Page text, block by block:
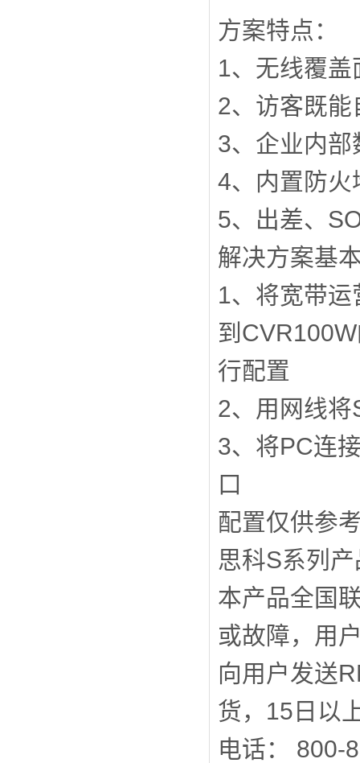
方案特点：
1、无线覆
2、访客既
3、企业内
4、内置防火
5、出差、
解决方案基
1、将宽带
到
行配置
2、用网线
3、将PC连
口
配置仅供参
思科S系列
本产品全国
或故障，用
向用户发送
货，15日以
电话： 800-